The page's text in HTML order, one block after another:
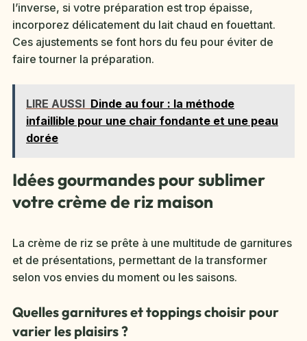
l’inverse, si votre préparation est trop épaisse,
incorporez délicatement du lait chaud en fouettant.
Ces ajustements se font hors du feu pour éviter de
faire tourner la préparation.
LIRE AUSSI Dinde au four : la méthode
infaillible pour une chair fondante et une peau
dorée
Idées gourmandes pour sublimer
votre crème de riz maison
La crème de riz se prête à une multitude de garnitures
et de présentations, permettant de la transformer
selon vos envies du moment ou les saisons.
Quelles garnitures et toppings choisir pour
varier les plaisirs ?